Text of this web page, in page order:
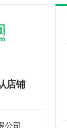
店铺
公司